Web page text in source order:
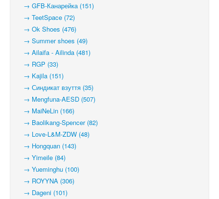
→ GFB-Канарейка (151)
→ TeetSpace (72)
→ Ok Shoes (476)
→ Summer shoes (49)
→ Ailaifa - Ailinda (481)
→ RGP (33)
→ Kajila (151)
→ Синдикат взуття (35)
→ Mengfuna-AESD (507)
→ MaiNeLin (166)
→ Baolikang-Spencer (82)
→ Love-L&M-ZDW (48)
→ Hongquan (143)
→ Yimeile (84)
→ Yueminghu (100)
→ ROYYNA (306)
→ Dageni (101)